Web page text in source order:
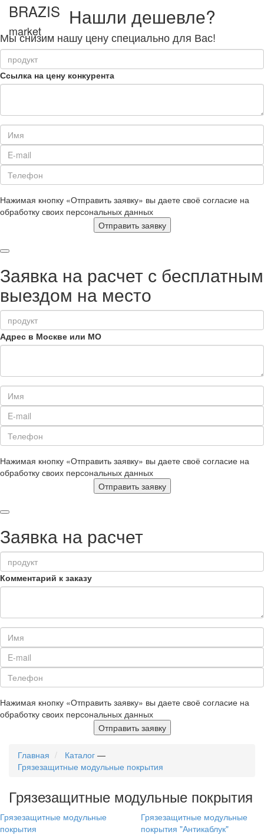
BRAZIS
market
Нашли дешевле?
Мы снизим нашу цену специально для Вас!
Ссылка на цену конкурента
Нажимая кнопку «Отправить заявку» вы даете своё согласие на
обработку своих персональных данных
Отправить заявку
Заявка на расчет с бесплатным
выездом на место
Адрес в Москве или МО
Нажимая кнопку «Отправить заявку» вы даете своё согласие на
обработку своих персональных данных
Отправить заявку
Заявка на расчет
Комментарий к заказу
Нажимая кнопку «Отправить заявку» вы даете своё согласие на
обработку своих персональных данных
Отправить заявку
Главная Каталог —
Грязезащитные модульные покрытия
Грязезащитные модульные покрытия
Грязезащитные модульные
покрытия
Грязезащитные модульные
покрытия "Антикаблук"